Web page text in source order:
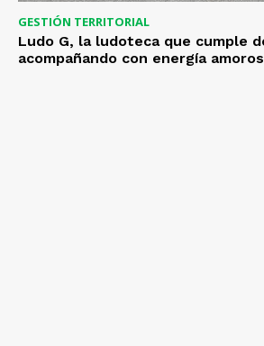
GESTIÓN TERRITORIAL
Ludo G, la ludoteca que cumple
acompañando con energía